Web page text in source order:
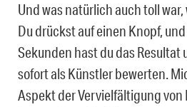
Und was natürlich auch toll
Du drückst auf einen Knopf,
Sekunden hast du das Resultat
sofort als Künstler bewerten.
Aspekt der Vervielfältigung